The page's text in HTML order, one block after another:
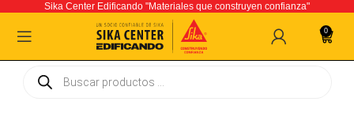
Sika Center Edificando "Materiales que construyen confianza"
0